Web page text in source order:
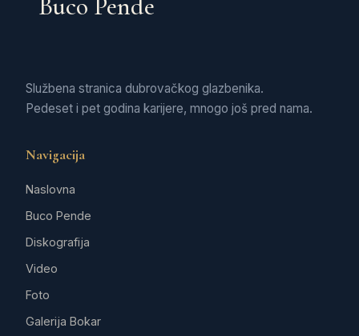
Službena stranica dubrovačkog glazbenika.
Pedeset i pet godina karijere, mnogo još pred nama.
Navigacija
Naslovna
Buco Pende
Diskografija
Video
Foto
Galerija Bokar